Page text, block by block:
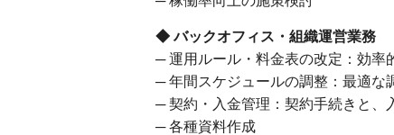
◆ バックオフィス・組織運営業務
─ 運用ルール・料金表の改定：効率
─ 年間スケジュールの調整：最適な
─ 契約・入金管理：契約手続きと、
─ 各種資料作成